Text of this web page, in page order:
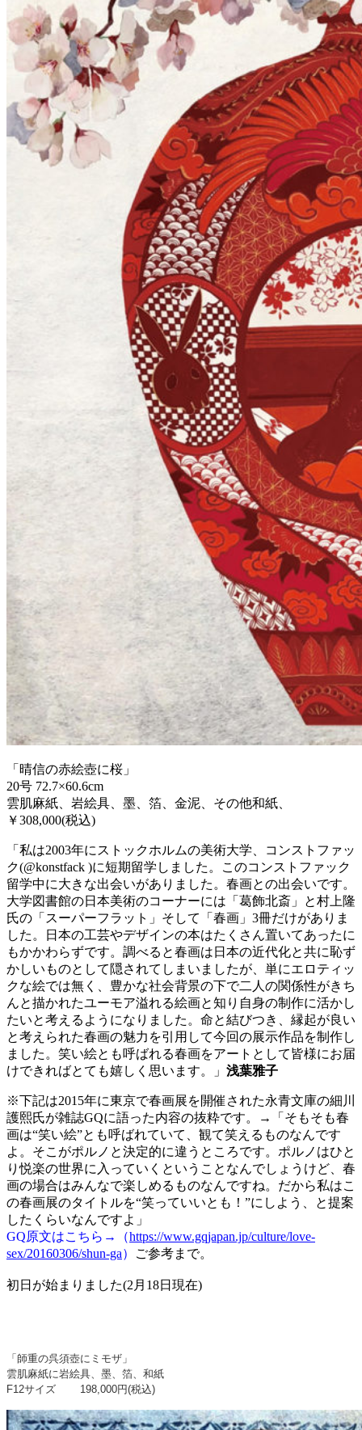
「晴信の赤絵壺に桜」
20号 72.7×60.6cm
雲肌麻紙、岩絵具、墨、箔、金泥、その他和紙、
￥308,000(税込)
「私は2003年にストックホルムの美術大学、コンストファッ
ク(@konstfack )に短期留学しました。このコンストファック
留学中に大きな出会いがありました。春画との出会いです。
大学図書館の日本美術のコーナーには「葛飾北斎」と村上隆
氏の「スーパーフラット」そして「春画」3冊だけがありま
した。日本の工芸やデザインの本はたくさん置いてあったに
もかかわらずです。 調べると春画は日本の近代化と共に恥ず
かしいものとして隠されてしまいましたが、単にエロティッ
クな絵では無く、豊かな社会背景の下で二人の関係性がきち
んと描かれたユーモア溢れる絵画と知り自身の制作に活かし
たいと考えるようになりました。 命と結びつき、縁起が良い
と考えられた春画の魅力を引用して今回の展示作品を制作し
ました。笑い絵とも呼ばれる春画をアートとして皆様にお届
けできればとても嬉しく思います。」 浅葉雅子
※下記は2015年に東京で春画展を開催された永青文庫の細川
護熙氏が雑誌GQに語った内容の抜粋です。→「そもそも春
画は“笑い絵”とも呼ばれていて、観て笑えるものなんです
よ。そこがポルノと決定的に違うところです。ポルノはひと
り悦楽の世界に入っていくということなんでしょうけど、春
画の場合はみんなで楽しめるものなんですね。だから私はこ
の春画展のタイトルを“笑っていいとも！”にしよう、と提案
したくらいなんですよ」
GQ原文はこちら→（https://www.gqjapan.jp/culture/love-
sex/20160306/shun-ga） ご参考まで。
初日が始まりました(2月18日現在)
「師重の呉須壺にミモザ」
雲肌麻紙に岩絵具、墨、箔、和紙
F12サイズ 198,000円(税込)